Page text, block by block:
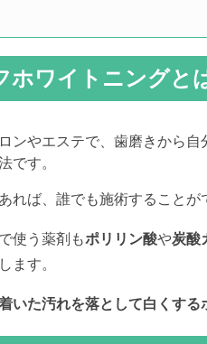
ホワイトニングと
ンやエステで、歯磨きから
です。
れば、誰でも施術することが
使う薬剤もポリリン酸や炭酸
ます。
いた汚れを落として白くする